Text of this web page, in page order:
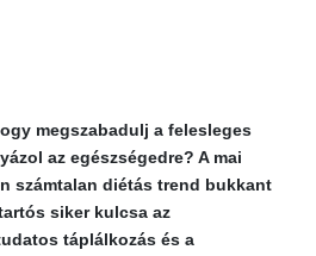
megszabadulj a felesleges
az egészségedre? A mai
számtalan diétás trend bukkant
siker kulcsa az
táplálkozás és a